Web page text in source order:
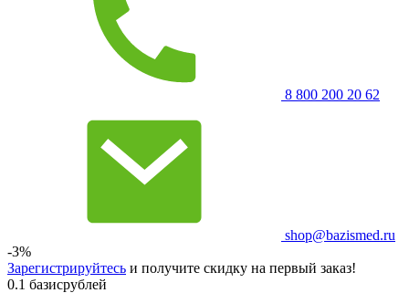
8 800 200 20 62
shop@bazismed.ru
-3%
Зарегистрируйтесь и получите скидку на первый заказ!
0.1 базисрублей